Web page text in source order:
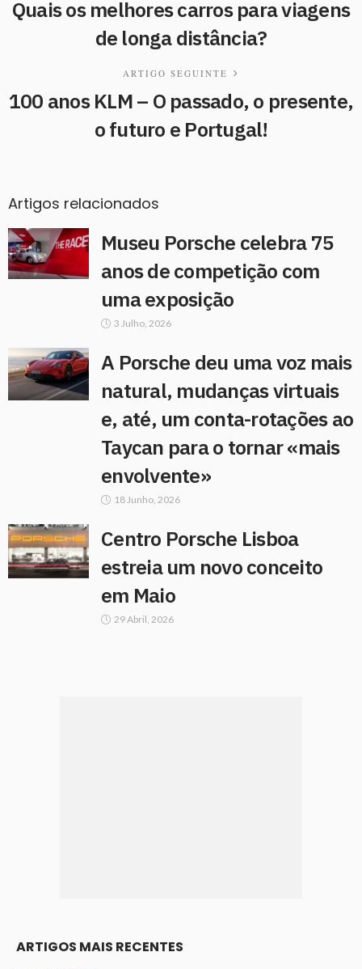
Quais os melhores carros para viagens
de longa distância?
ARTIGO SEGUINTE
100 anos KLM – O passado, o presente,
o futuro e Portugal!
Artigos relacionados
Museu Porsche celebra 75
anos de competição com
uma exposição
3 Julho, 2026
A Porsche deu uma voz mais
natural, mudanças virtuais
e, até, um conta-rotações ao
Taycan para o tornar «mais
envolvente»
18 Junho, 2026
Centro Porsche Lisboa
estreia um novo conceito
em Maio
29 Abril, 2026
ARTIGOS MAIS RECENTES